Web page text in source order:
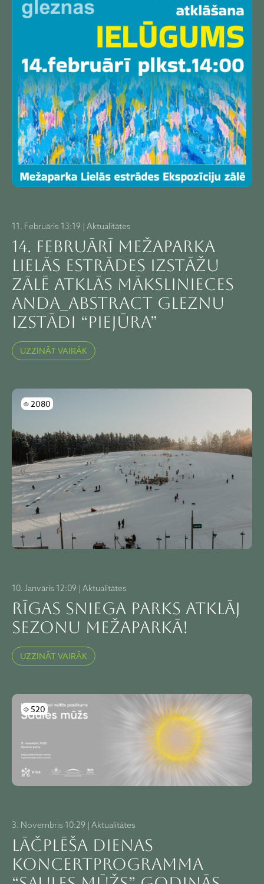
11. Februāris 13:19 | Aktualitātes
14. februārī Mežaparka
Lielās estrādes Izstāžu
zālē atklās mākslinieces
Anda_abstract gleznu
izstādi “PIEJŪRA”
UZZINĀT VAIRĀK
2080
Skatījumi
10. Janvāris 12:09 | Aktualitātes
Rīgas sniega parks atklāj
sezonu Mežaparkā!
UZZINĀT VAIRĀK
520
Skatījumi
3. Novembris 10:29 | Aktualitātes
Lāčplēša dienas
koncertprogramma